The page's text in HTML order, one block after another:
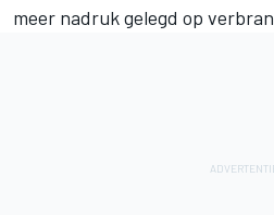
meer nadruk gelegd op